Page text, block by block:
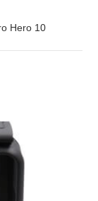
Hero 10